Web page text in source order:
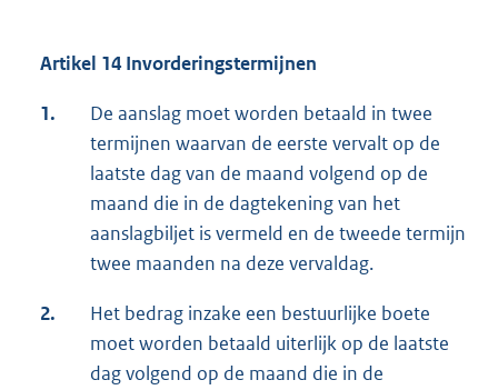
Artikel 14 Invorderingstermijnen
1.
De aanslag moet worden betaald in twee
termijnen waarvan de eerste vervalt op de
laatste dag van de maand volgend op de
maand die in de dagtekening van het
aanslagbiljet is vermeld en de tweede termijn
twee maanden na deze vervaldag.
2.
Het bedrag inzake een bestuurlijke boete
moet worden betaald uiterlijk op de laatste
dag volgend op de maand die in de